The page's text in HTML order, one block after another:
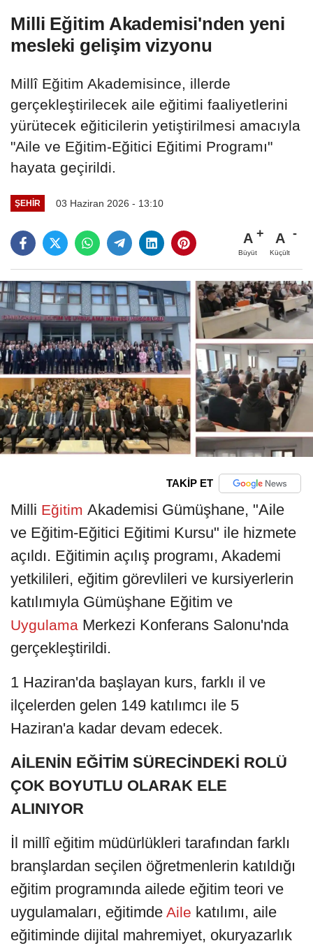
Milli Eğitim Akademisi'nden yeni
mesleki gelişim vizyonu
Millî Eğitim Akademisince, illerde
gerçekleştirilecek aile eğitimi faaliyetlerini
yürütecek eğiticilerin yetiştirilmesi amacıyla
"Aile ve Eğitim-Eğitici Eğitimi Programı"
hayata geçirildi.
ŞEHIR 03 Haziran 2026 - 13:10
A
Büyüt
A
Küçült
TAKİP ET
Milli Eğitim Akademisi Gümüşhane, "Aile
ve Eğitim-Eğitici Eğitimi Kursu" ile hizmete
açıldı. Eğitimin açılış programı, Akademi
yetkilileri, eğitim görevlileri ve kursiyerlerin
katılımıyla Gümüşhane Eğitim ve
Uygulama Merkezi Konferans Salonu'nda
gerçekleştirildi.
1 Haziran'da başlayan kurs, farklı il ve
ilçelerden gelen 149 katılımcı ile 5
Haziran'a kadar devam edecek.
AİLENİN EĞİTİM SÜRECİNDEKİ ROLÜ
ÇOK BOYUTLU OLARAK ELE
ALINIYOR
İl millî eğitim müdürlükleri tarafından farklı
branşlardan seçilen öğretmenlerin katıldığı
eğitim programında ailede eğitim teori ve
uygulamaları, eğitimde Aile katılımı, aile
eğitiminde dijital mahremiyet, okuryazarlık